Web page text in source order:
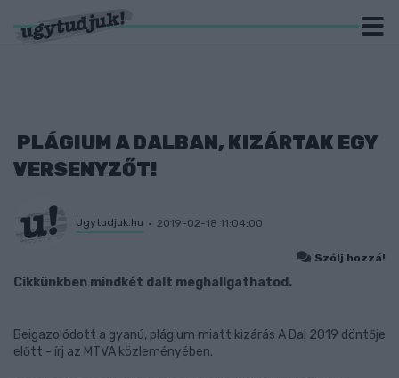
PLÁGIUM A DALBAN, KIZÁRTAK EGY
VERSENYZŐT!
Ugytudjuk.hu 2019-02-18 11:04:00
Szólj hozzá!
Cikkünkben mindkét dalt meghallgathatod.
Beigazolódott a gyanú, plágium miatt kizárás A Dal 2019 döntője
előtt - írj az MTVA közleményében.